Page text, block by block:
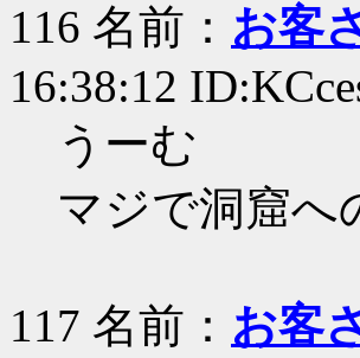
116 名前： お客
16:38:12
うーむ
マジで洞窟へ
117 名前： お客